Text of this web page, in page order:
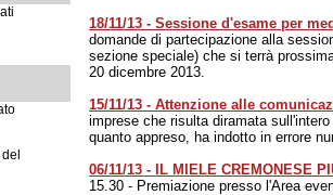
18/11/13 - Sessione d'esame per
domande di partecipazione alla
sezione speciale) che si terrà
20 dicembre 2013.
15/11/13 - Attenzione alle
imprese che risulta diramata
quanto appreso, ha indotto in errore
06/11/13 - IL MIELE CREMONESE
15.30 - Premiazione presso l'Area